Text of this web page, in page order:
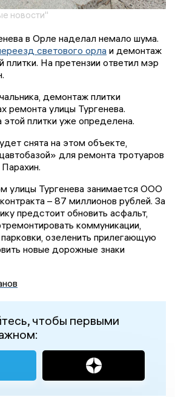
новости"
в Орле наделал немало шума.
светового орла и демонтаж
плитки. На претензии ответил мэр
демонтаж плитки
ремонта улицы Тургенева.
плитки уже определена.
снята на этом объекте,
для ремонта тротуаров
улицы Тургенева занимается ООО
– 87 миллионов рублей. За
предстоит обновить асфальт,
коммуникации,
озеленить прилегающую
новые дорожные знаки
чтобы первыми